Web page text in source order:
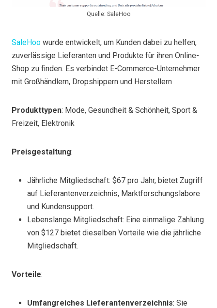
Quelle: SaleHoo
SaleHoo wurde entwickelt, um Kunden dabei zu helfen,
zuverlässige Lieferanten und Produkte für ihren Online-
Shop zu finden. Es verbindet E-Commerce-Unternehmer
mit Großhändlern, Dropshippern und Herstellern
Produkttypen: Mode, Gesundheit & Schönheit, Sport &
Freizeit, Elektronik
Preisgestaltung:
Jährliche Mitgliedschaft: $67 pro Jahr, bietet Zugriff
auf Lieferantenverzeichnis, Marktforschungslabore
und Kundensupport.
Lebenslange Mitgliedschaft: Eine einmalige Zahlung
von $127 bietet dieselben Vorteile wie die jährliche
Mitgliedschaft.
Vorteile:
Umfangreiches Lieferantenverzeichnis: Sie